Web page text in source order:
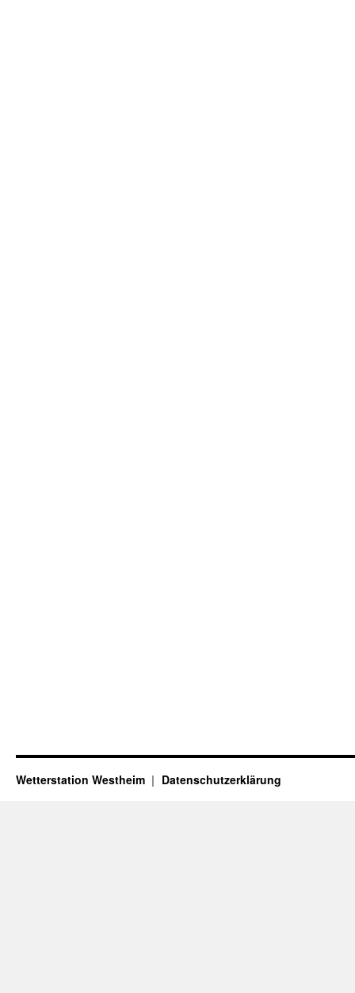
Wetterstation Westheim Datenschutzerklärung